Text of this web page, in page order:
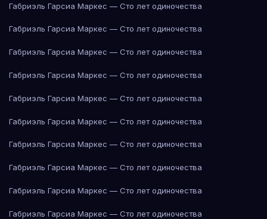
Габриэль Гарсиа Маркес — Сто лет одиночества
Габриэль Гарсиа Маркес — Сто лет одиночества
Габриэль Гарсиа Маркес — Сто лет одиночества
Габриэль Гарсиа Маркес — Сто лет одиночества
Габриэль Гарсиа Маркес — Сто лет одиночества
Габриэль Гарсиа Маркес — Сто лет одиночества
Габриэль Гарсиа Маркес — Сто лет одиночества
Габриэль Гарсиа Маркес — Сто лет одиночества
Габриэль Гарсиа Маркес — Сто лет одиночества
Габриэль Гарсиа Маркес — Сто лет одиночества